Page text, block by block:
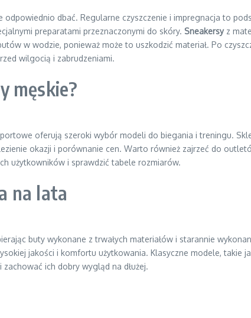
odpowiednio dbać. Regularne czyszczenie i impregnacja to
preparatami przeznaczonymi do skóry. Sneakersyz
w wodzie, ponieważ może to uszkodzić materiał. Po
wilgocią i zabrudzeniami.
męskie?
oferują szeroki wybór modeli do biegania i treningu.
okazji i porównanie cen. Warto również zajrzeć do
użytkowników i sprawdzić tabele rozmiarów.
na lata
buty wykonane z trwałych materiałów i starannie
jakości i komfortu użytkowania. Klasyczne modele, takie
ich dobry wygląd na dłużej.